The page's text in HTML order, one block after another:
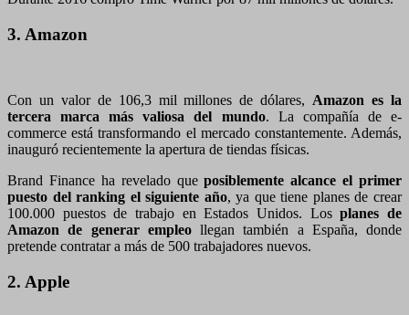
3. Amazon
Con un valor de 106,3 mil millones de dólares, Amazon es la
tercera marca más valiosa del mundo. La compañía de e-
commerce está transformando el mercado constantemente. Además,
inauguró recientemente la apertura de tiendas físicas.
Brand Finance ha revelado queposiblemente alcance el primer
puesto del ranking el siguiente año, ya que tiene planes de crear
100.000 puestos de trabajo en Estados Unidos. Losplanes de
Amazon de generar empleollegan también a España, donde
pretende contratar a más de 500 trabajadores nuevos.
2. Apple